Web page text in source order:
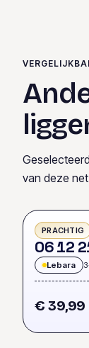
van deze
PRACHTIG
0612 2
Lebara
€ 39,99